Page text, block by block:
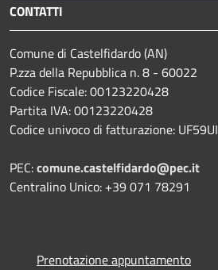
CONTATTI
Comune di Castelfidardo (AN)
P.zza della Repubblica n. 8 - 60022
Codice Fiscale: 00123220428
Partita IVA: 00123220428
Codice univoco di fatturazione: UF59UI
PEC:comune.castelfidardo@pec.it
Centralino Unico: +39 071 78291
Prenotazione appuntamento